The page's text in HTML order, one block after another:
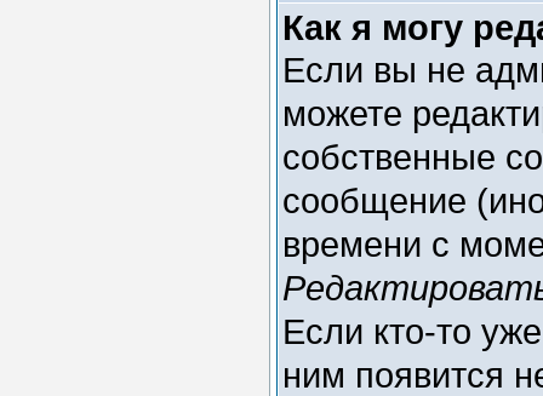
Как я могу
Если вы не
можете
собственные
сообщение
времени с
Если кто-то
ним появится